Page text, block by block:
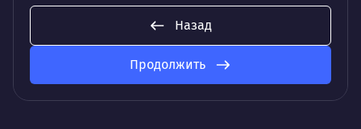
Назад
Продолжить